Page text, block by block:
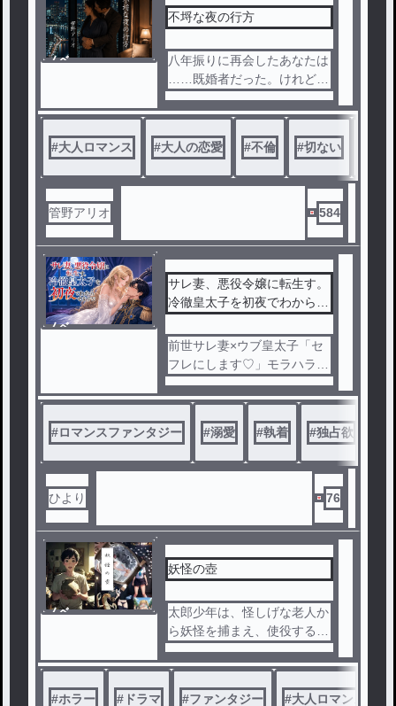
関係をどう変えて行くのか─
─。
彼女はある秘密を抱えていて
運命に引き裂かれた二人の甘
く切ない再会ラブストーリー
。
ノベ
不埒な夜の行方
八年振りに再会したあなたは
……既婚者だった。けれど、
再燃した想いと淫らな欲望は
止められない──。
八年前、一度だけ身体の関係
を持った男、橋本夏樹に再会
夏樹に呼び止められ、世間話
事に誘われる。
婚の証が輝いて──。
夏樹の誘いに流されながら、
辿り着いた夜の横浜。
背徳に染まった関係が、八年
る。
村下 由恵(むらした ゆえ)
30歳。アパレルブランド『H
earty Beauty(ハーティ ビュ
ーティ)』ショップスタッフ
橋本 夏樹(はしもと なつ
き)
34歳。チヨダ自動車学校 教
習指導員
#大人ロマンス #大人の恋愛 #不倫 #切ない
管野アリオ 584
ノベ
サレ妻、悪役令嬢に転生す。
冷徹皇太子を初夜でわからせ
前世サレ妻×ウブ皇太子「セ
フレにします♡」モラハラ夫
に浮気され、苦しんで死んだ
私。目覚めると、ゲームの悪
役令嬢ソフィア（処刑確定）
に転生していた！
結婚式当日、皇太子は私に冷
たく言い放った。「勘違いす
るな。世継ぎを作る以外、お
前と関わるつもりはない」
上等じゃないの。 前世の夫
度とそんな口がきけないよう
にわからせてあげる。
そう決意して臨んだ初夜。
冷徹だと思っていた皇太子は
！？
#ロマンスファンタジー #溺愛 #執着 #独占欲
ひより 76
ノベ
妖怪の壺
太郎少年は、怪しげな老人か
ら妖怪を捕まえ、使役するこ
とのできる壺をもらった。彼
は、その力を使って次々と事
件を起こし始めた。
#ホラー # ドラマ #ファンタジー #大人ロマンス